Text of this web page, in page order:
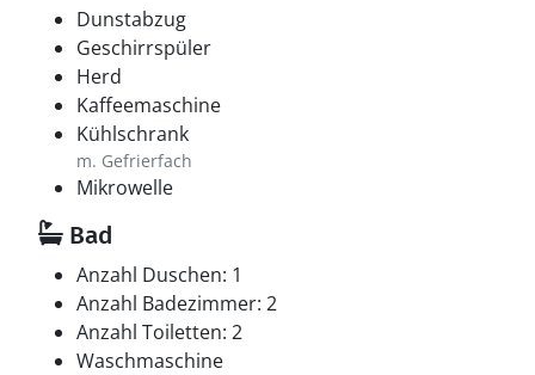
Dunstabzug
Geschirrspüler
Herd
Kaffeemaschine
Kühlschrank
m. Gefrierfach
Mikrowelle
Bad
Anzahl Duschen: 1
Anzahl Badezimmer: 2
Anzahl Toiletten: 2
Waschmaschine